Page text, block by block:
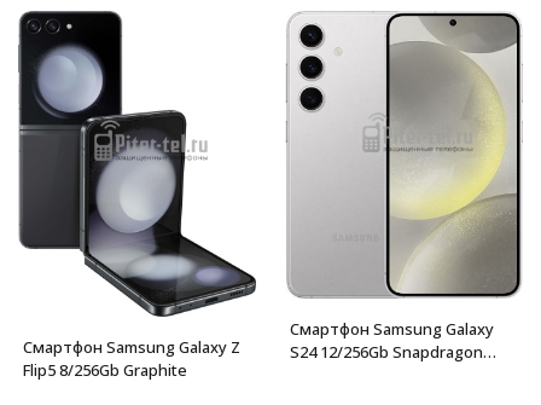
Смартфон Samsung Galaxy Z
Flip5 8/256Gb Graphite
Смартфон Samsung Galaxy
S24 12/256Gb Snapdragon